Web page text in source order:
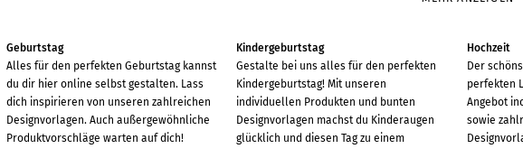
Geburtstag
Alles für den perfekten Geburtstag kannst
du dir hier online selbst gestalten. Lass
dich inspirieren von unseren zahlreichen
Designvorlagen. Auch außergewöhnliche
Produktvorschläge warten auf dich!
Kindergeburtstag
Gestalte bei uns alles für den perfekten
Kindergeburtstag! Mit unseren
individuellen Produkten und bunten
Designvorlagen machst du Kinderaugen
glücklich und diesen Tag zu einem
Hochzeit
Der
perfekten
Angebot
sowie